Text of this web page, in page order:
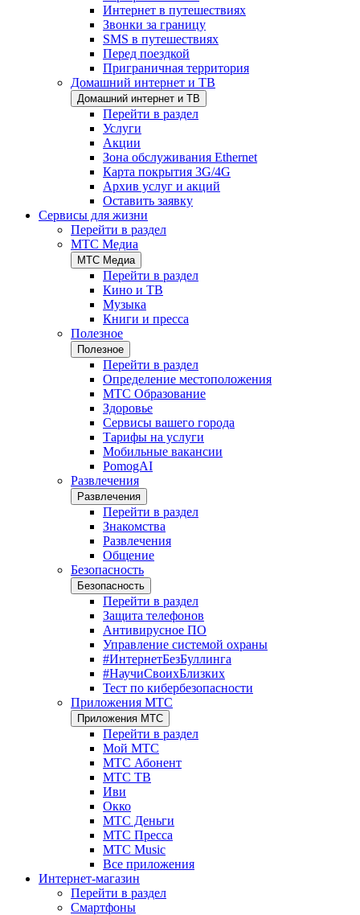
Интернет в путешествиях
Звонки за границу
SMS в путешествиях
Перед поездкой
Приграничная территория
Домашний интернет и ТВ
Домашний интернет и ТВ
Перейти в раздел
Услуги
Акции
Зона обслуживания Ethernet
Карта покрытия 3G/4G
Архив услуг и акций
Оставить заявку
Сервисы для жизни
Перейти в раздел
МТС Медиа
МТС Медиа
Перейти в раздел
Кино и ТВ
Музыка
Книги и пресса
Полезное
Полезное
Перейти в раздел
Определение местоположения
МТС Образование
Здоровье
Сервисы вашего города
Тарифы на услуги
Мобильные вакансии
PomogAI
Развлечения
Развлечения
Перейти в раздел
Знакомства
Развлечения
Общение
Безопасность
Безопасность
Перейти в раздел
Защита телефонов
Антивирусное ПО
Управление системой охраны
#ИнтернетБезБуллинга
#НаучиСвоихБлизких
Тест по кибербезопасности
Приложения МТС
Приложения МТС
Перейти в раздел
Мой МТС
МТС Абонент
МТС ТВ
Иви
Окко
МТС Деньги
МТС Пресса
МТС Music
Все приложения
Интернет-магазин
Перейти в раздел
Смартфоны